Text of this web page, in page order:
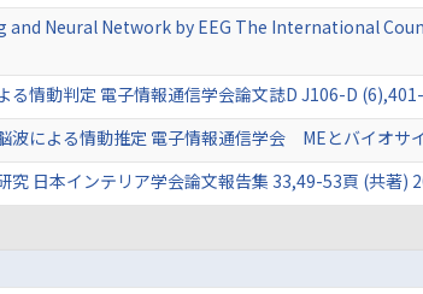
Neural Network by EEG The International
る情動判定 電子情報通信学会論文誌D J106-D
波による情動推定 電子情報通信学会 MEとバイオサ
日本インテリア学会論文報告集 33,49-53頁 (共著)